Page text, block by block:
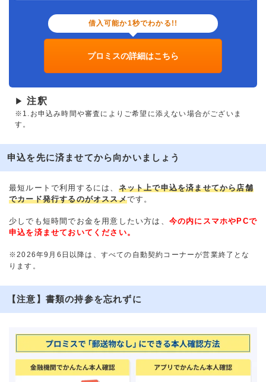
借入可能か1秒でわかる!!
プロミスの詳細はこちら
▶ 注釈
※1.お申込み時間や審査によりご希望に添えない場合がございま
す。
申込を先に済ませてから向かいましょう
最短ルートで利用するには、 ネット上で申込を済ませてから店舗
でカード発行するのがオススメです。
少しでも短時間でお金を用意したい方は、 今の内にスマホやPCで
申込を済ませておいてください。
※2026年9月6日以降は、すべての自動契約コーナーが営業終了とな
ります。
【注意】書類の持参を忘れずに